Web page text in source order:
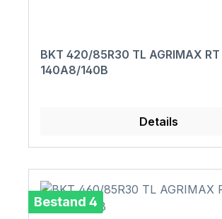
BKT 420/85R30 TL AGRIMAX
140A8/140B
Details
Bestand 4